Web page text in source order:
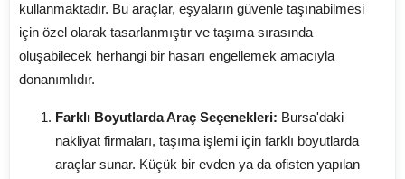
kullanmaktadır. Bu araçlar, eşyaların güvenle taşınabilmesi
için özel olarak tasarlanmıştır ve taşıma sırasında
oluşabilecek herhangi bir hasarı engellemek amacıyla
donanımlıdır.
Farklı Boyutlarda Araç Seçenekleri: Bursa'daki
nakliyat firmaları, taşıma işlemi için farklı boyutlarda
araçlar sunar. Küçük bir evden ya da ofisten yapılan